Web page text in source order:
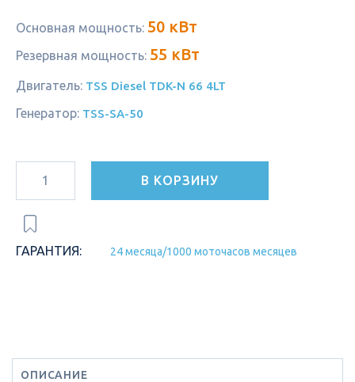
Основная мощность: 50 кВт
Резервная мощность: 55 кВт
Двигатель: TSS Diesel TDK-N 66 4LT
Генератор: TSS-SA-50
В КОРЗИНУ
ГАРАНТИЯ: 24 месяца/1000 моточасов месяцев
ОПИСАНИЕ